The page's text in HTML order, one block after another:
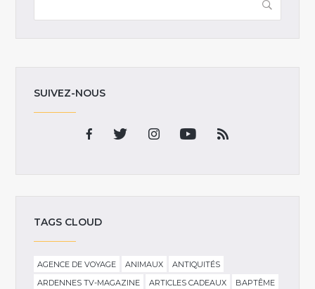
SUIVEZ-NOUS
TAGS CLOUD
AGENCE DE VOYAGE ANIMAUX
ANTIQUITÉS
ARDENNES TV-MAGAZINE
ARTICLES CADEAUX
BAPTÊME